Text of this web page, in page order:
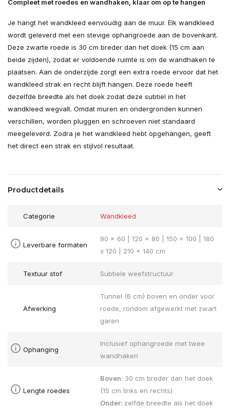
Compleet met roedes en wandhaken, klaar om op te hangen
Je hangt het wandkleed eenvoudig aan de muur. Elk wandkleed
wordt geleverd met een stevige ophangroede aan de bovenkant.
Deze zwarte roede is 30 cm breder dan het doek (15 cm aan
beide zijden), zodat er voldoende ruimte is om de wandhaken te
plaatsen. Aan de onderzijde zorgt een extra roede ervoor dat het
wandkleed strak en recht blijft hangen. Deze roede heeft
dezelfde breedte als het doek zodat deze subtiel in het
wandkleed wegvalt. Omdat muren en ondergronden kunnen
verschillen, worden pluggen en schroeven niet standaard
meegeleverd. Zodra je het wandkleed hebt opgehangen, geeft
het direct een strak en stijlvol resultaat.
Productdetails
Categorie Wandkleed
Leverbare formaten
90 x 60 | 120 x 80 | 150 x 100 | 180
x 120 | 210 x 140 cm
Textuur stof Subtiele weefstructuur
Afwerking
Tunnel (6 cm) boven en onder voor
roede, rondom afgewerkt met zwart
garen
Ophanging
Inclusief ophangroede met twee
wandhaken
Lengte roedes
Boven: 30 cm breder dan het doek
(15 cm links en rechts)
Onder: zelfde breedte als het doek